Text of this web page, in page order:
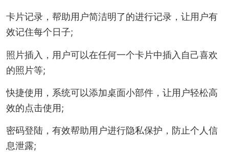
卡片记录，帮助用户简洁明了的进行记录，让用户有
效记住每个日子;
照片插入，用户可以在任何一个卡片中插入自己喜欢
的照片等;
快捷使用，系统可以添加桌面小部件，让用户轻松高
效的点击使用;
密码登陆，有效帮助用户进行隐私保护，防止个人信
息泄露;